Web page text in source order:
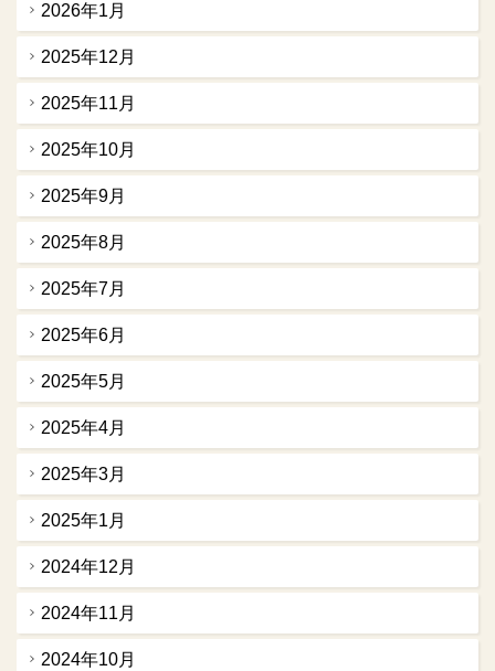
2026年1月
2025年12月
2025年11月
2025年10月
2025年9月
2025年8月
2025年7月
2025年6月
2025年5月
2025年4月
2025年3月
2025年1月
2024年12月
2024年11月
2024年10月